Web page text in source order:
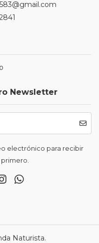
Newsletter
electrónico para recibir
primero.
Naturista.